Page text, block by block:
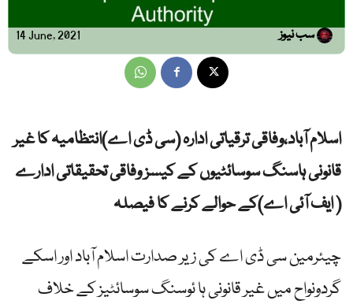
14 June, 2021 سب نیوز
اسلام آباد،وفاقی ترقیاتی ادارہ (سی ڈی اے)انتظامیہ کا غیر
قانونی ہاسنگ سوسائٹیوں کے کیسز وفاقی تحقیقاتی ادارے
( ایف آئی اے)کے حوالے کرنے کا فیصلہ
چیئرمین سی ڈی اے کی زیر صدارت اسلام آباد اور اسکے
گردونواح میں غیر قانونی ہا ئوسنگ سوسائٹیز کے خلاف